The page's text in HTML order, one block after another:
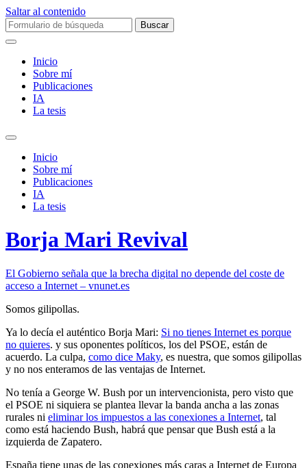
Saltar al contenido
Buscar:
Inicio
Sobre mí­
Publicaciones
IA
La tesis
Alternar
campo
búsqueda
Inicio
Sobre mí­
Publicaciones
IA
La tesis
Borja Mari Revival
El Gobierno señala que la brecha digital no depende del coste de
acceso a Internet – vnunet.es
Somos gilipollas.
Ya lo decía el auténtico Borja Mari: Si no tienes Internet es porque
no quieres. y sus oponentes políticos, los del PSOE, están de
acuerdo. La culpa, como dice Maky, es nuestra, que somos gilipollas
y no nos enteramos de las ventajas de Internet.
No tenía a George W. Bush por un intervencionista, pero visto que
el PSOE ni siquiera se plantea llevar la banda ancha a las zonas
rurales ni eliminar los impuestos a las conexiones a Internet, tal
como está haciendo Bush, habrá que pensar que Bush está a la
izquierda de Zapatero.
España tiene unas de las conexiones más caras a Internet de Europa